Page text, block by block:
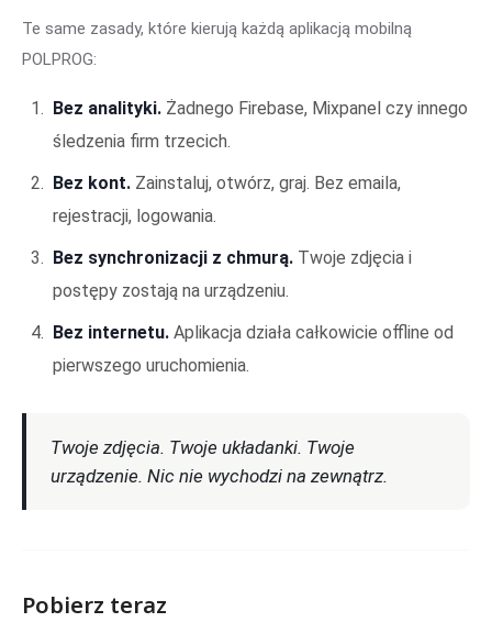
Te same zasady, które kierują każdą aplikacją mobilną
POLPROG:
Bez analityki. Żadnego Firebase, Mixpanel czy innego
śledzenia firm trzecich.
Bez kont. Zainstaluj, otwórz, graj. Bez emaila,
rejestracji, logowania.
Bez synchronizacji z chmurą. Twoje zdjęcia i
postępy zostają na urządzeniu.
Bez internetu. Aplikacja działa całkowicie offline od
pierwszego uruchomienia.
Twoje zdjęcia. Twoje układanki. Twoje
urządzenie. Nic nie wychodzi na zewnątrz.
Pobierz teraz